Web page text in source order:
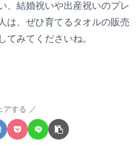
、結婚祝いや出産祝いのプレ
は、ぜひ育てるタオルの販売
てみてくださいね。
アする